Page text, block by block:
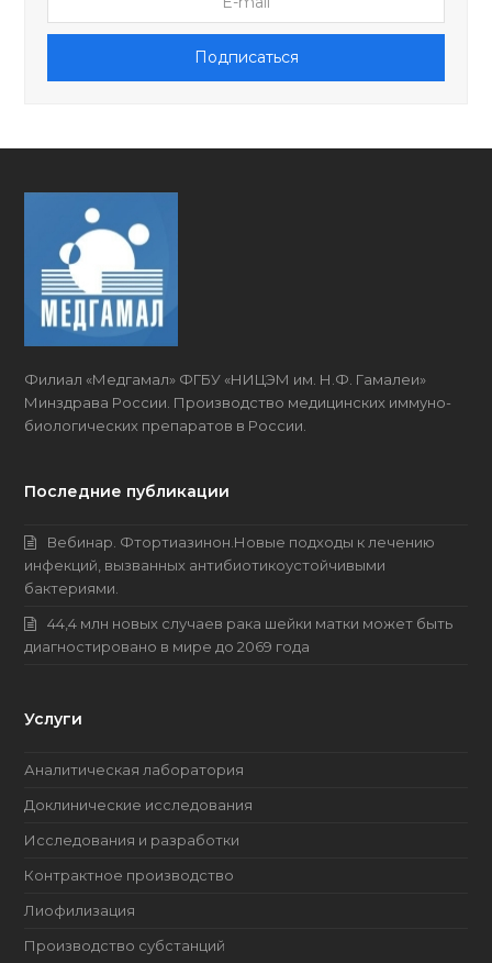
Подписаться
Филиал «Медгамал» ФГБУ «НИЦЭМ им. Н.Ф. Гамалеи»
Минздрава России. Производство медицинских имму­но­
биоло­гических препаратов в России.
Последние публикации
Вебинар. Фтортиазинон.Новые подходы к лечению
инфекций, вызванных антибиотикоустойчивыми
бактериями.
44,4 млн новых случаев рака шейки матки может быть
диагностировано в мире до 2069 года
Услуги
Аналитическая лаборатория
Доклинические исследования
Исследования и разработки
Контрактное производство
Лиофилизация
Производство субстанций